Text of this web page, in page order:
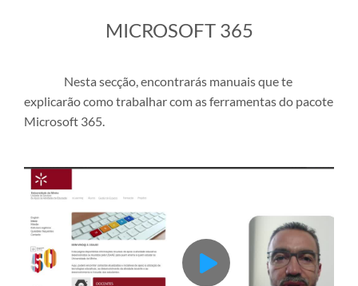
​MICROSOFT 365
Nesta secção, encontrarás manuais que te
explicarão como trabalhar com as ferramentas do pacote
Microsoft 365.